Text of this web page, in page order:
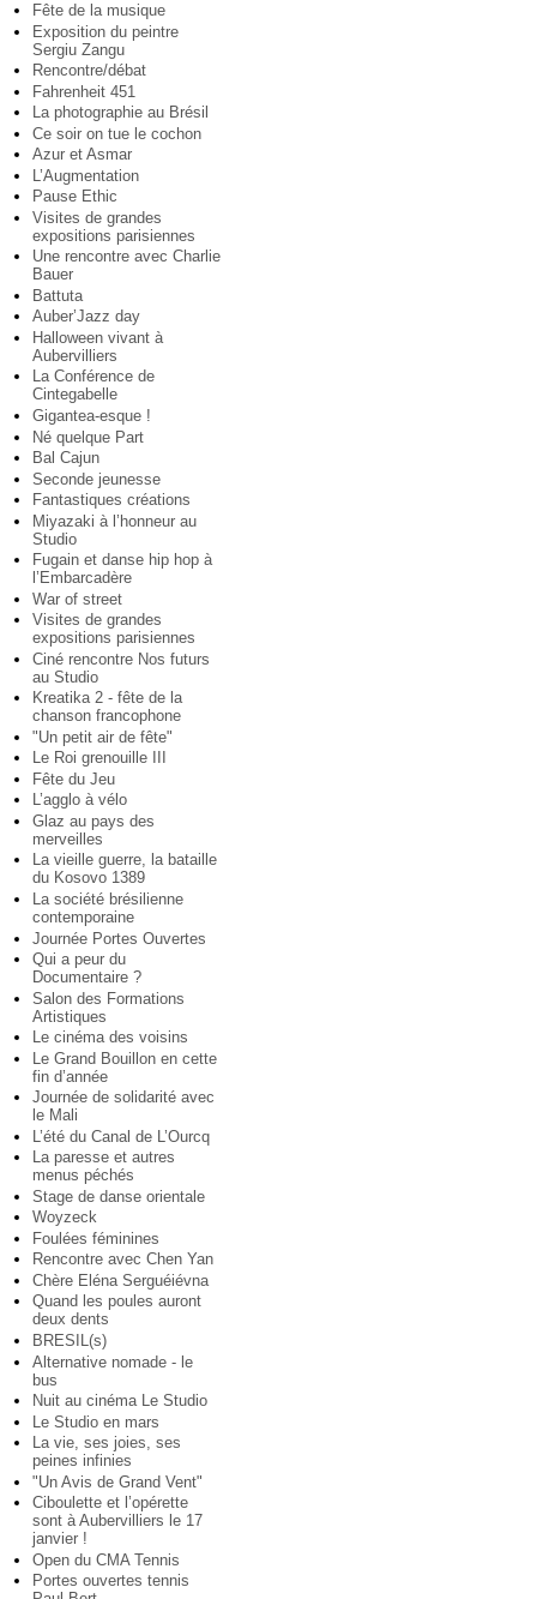
Fête de la musique
Exposition du peintre
Sergiu Zangu
Rencontre/débat
Fahrenheit 451
La photographie au Brésil
Ce soir on tue le cochon
Azur et Asmar
L’Augmentation
Pause Ethic
Visites de grandes
expositions parisiennes
Une rencontre avec Charlie
Bauer
Battuta
Auber’Jazz day
Halloween vivant à
Aubervilliers
La Conférence de
Cintegabelle
Gigantea-esque !
Né quelque Part
Bal Cajun
Seconde jeunesse
Fantastiques créations
Miyazaki à l’honneur au
Studio
Fugain et danse hip hop à
l’Embarcadère
War of street
Visites de grandes
expositions parisiennes
Ciné rencontre Nos futurs
au Studio
Kreatika 2 - fête de la
chanson francophone
"Un petit air de fête"
Le Roi grenouille III
Fête du Jeu
L’agglo à vélo
Glaz au pays des
merveilles
La vieille guerre, la bataille
du Kosovo 1389
La société brésilienne
contemporaine
Journée Portes Ouvertes
Qui a peur du
Documentaire ?
Salon des Formations
Artistiques
Le cinéma des voisins
Le Grand Bouillon en cette
fin d’année
Journée de solidarité avec
le Mali
L’été du Canal de L’Ourcq
La paresse et autres
menus péchés
Stage de danse orientale
Woyzeck
Foulées féminines
Rencontre avec Chen Yan
Chère Eléna Serguéiévna
Quand les poules auront
deux dents
BRESIL(s)
Alternative nomade - le
bus
Nuit au cinéma Le Studio
Le Studio en mars
La vie, ses joies, ses
peines infinies
"Un Avis de Grand Vent"
Ciboulette et l’opérette
sont à Aubervilliers le 17
janvier !
Open du CMA Tennis
Portes ouvertes tennis